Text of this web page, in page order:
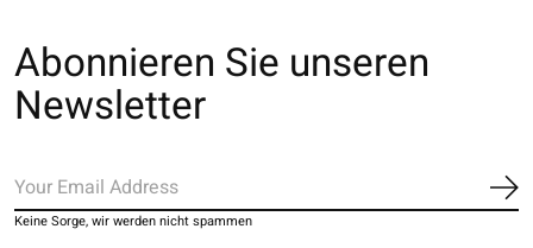
Abonnieren Sie unseren
Newsletter
Keine Sorge, wir werden nicht spammen